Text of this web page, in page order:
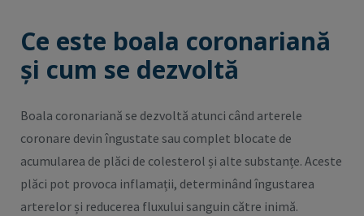
Ce este boala coronariană
și cum se dezvoltă
Boala coronariană se dezvoltă atunci când arterele
coronare devin îngustate sau complet blocate de
acumularea de plăci de colesterol și alte substanțe. Aceste
plăci pot provoca inflamații, determinând îngustarea
arterelor și reducerea fluxului sanguin către inimă.